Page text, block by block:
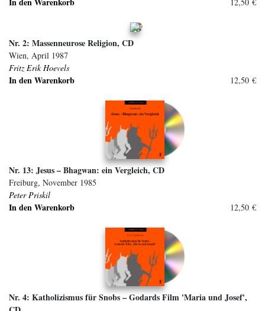
Nr. 2: Massenneurose Religion, CD
Wien, April 1987
Fritz Erik Hoevels
In den Warenkorb 12,50 €
Nr. 13: Jesus – Bhagwan: ein Vergleich, CD
Freiburg, November 1985
Peter Priskil
In den Warenkorb 12,50 €
Nr. 4: Katholizismus für Snobs – Godards Film 'Maria und Josef',